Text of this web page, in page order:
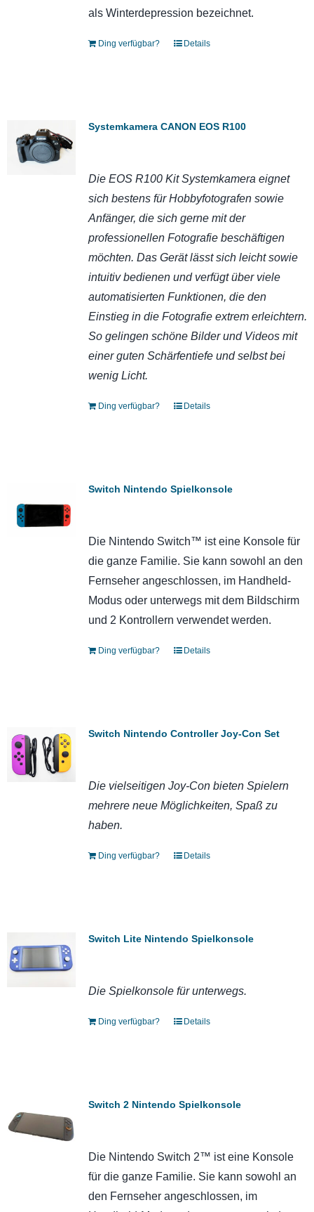
als Winterdepression bezeichnet.
Ding verfügbar? Details
Systemkamera CANON EOS R100
Die EOS R100 Kit Systemkamera eignet
sich bestens für Hobbyfotografen sowie
Anfänger, die sich gerne mit der
professionellen Fotografie beschäftigen
möchten. Das Gerät lässt sich leicht sowie
intuitiv bedienen und verfügt über viele
automatisierten Funktionen, die den
Einstieg in die Fotografie extrem erleichtern.
So gelingen schöne Bilder und Videos mit
einer guten Schärfentiefe und selbst bei
wenig Licht.
Ding verfügbar? Details
Switch Nintendo Spielkonsole
Die Nintendo Switch™ ist eine Konsole für
die ganze Familie. Sie kann sowohl an den
Fernseher angeschlossen, im Handheld-
Modus oder unterwegs mit dem Bildschirm
und 2 Kontrollern verwendet werden.
Ding verfügbar? Details
Switch Nintendo Controller Joy-Con Set
Die vielseitigen Joy-Con bieten Spielern
mehrere neue Möglichkeiten, Spaß zu
haben.
Ding verfügbar? Details
Switch Lite Nintendo Spielkonsole
Die Spielkonsole für unterwegs.
Ding verfügbar? Details
Switch 2 Nintendo Spielkonsole
Die Nintendo Switch 2™ ist eine Konsole
für die ganze Familie. Sie kann sowohl an
den Fernseher angeschlossen, im